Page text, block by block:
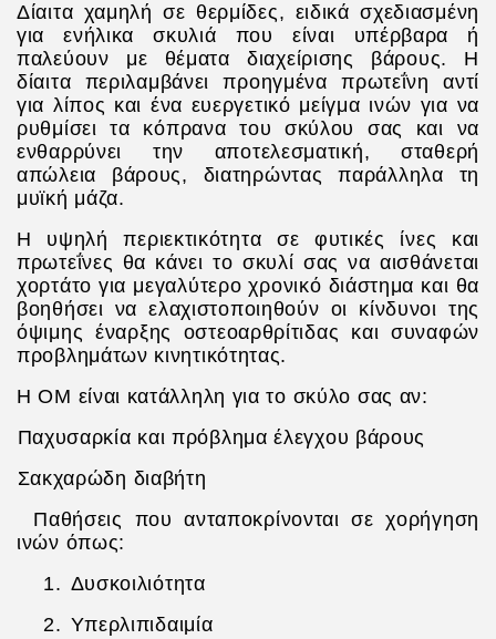
Δίαιτα χαμηλή σε θερμίδες, ειδικά σχεδιασμένη
για ενήλικα σκυλιά που είναι υπέρβαρα ή
παλεύουν με θέματα διαχείρισης βάρους. Η
δίαιτα περιλαμβάνει προηγμένα πρωτεΐνη αντί
για λίπος και ένα ευεργετικό μείγμα ινών για να
ρυθμίσει τα κόπρανα του σκύλου σας και να
ενθαρρύνει την αποτελεσματική, σταθερή
απώλεια βάρους, διατηρώντας παράλληλα τη
μυϊκή μάζα.
Η υψηλή περιεκτικότητα σε φυτικές ίνες και
πρωτεΐνες θα κάνει το σκυλί σας να αισθάνεται
χορτάτο για μεγαλύτερο χρονικό διάστημα και θα
βοηθήσει να ελαχιστοποιηθούν οι κίνδυνοι της
όψιμης έναρξης οστεοαρθρίτιδας και συναφών
προβλημάτων κινητικότητας.
Η OM είναι κατάλληλη για το σκύλο σας αν:
Παχυσαρκία και πρόβλημα έλεγχου βάρους
Σακχαρώδη διαβήτη
Παθήσεις που ανταποκρίνονται σε χορήγηση
ινών όπως:
1. Δυσκοιλιότητα
2. Υπερλιπιδαιμία